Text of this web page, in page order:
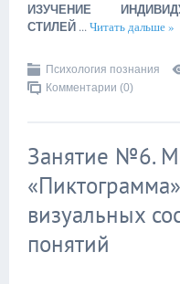
ИЗУЧЕНИЕ
СТИЛЕЙ ...Читать дальше »
Психология познания
Комментарии (0)
Занятие №6.
визуальных
понятий